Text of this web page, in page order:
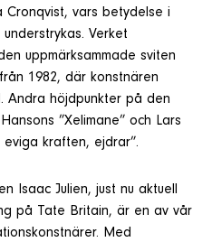
Cronqvist, vars betydelse i
Verket
uppmärksammade sviten
1982, där konstnären
Andra höjdpunkter på den
”Xelimane” och Lars
eviga kraften, ejdrar”.
Isaac Julien, just nu aktuell
på Tate Britain, är en av vår
Med